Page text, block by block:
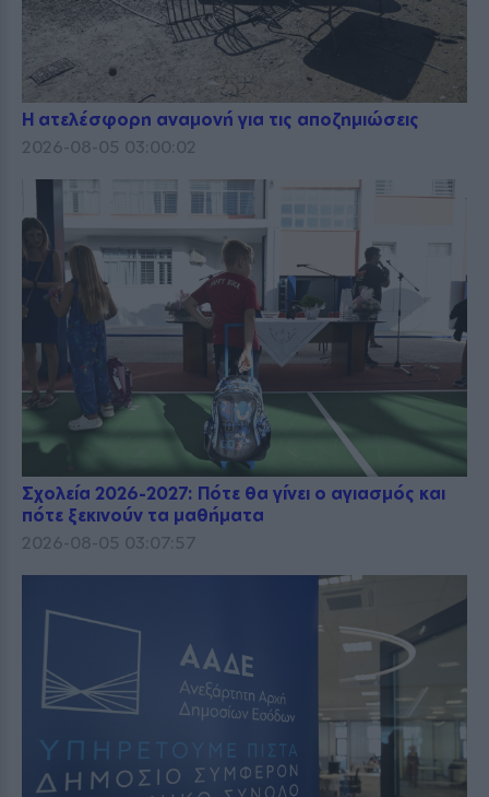
Η ατελέσφορη αναμονή για τις αποζημιώσεις
2026-08-05 03:00:02
Σχολεία 2026-2027: Πότε θα γίνει ο αγιασμός και
πότε ξεκινούν τα μαθήματα
2026-08-05 03:07:57